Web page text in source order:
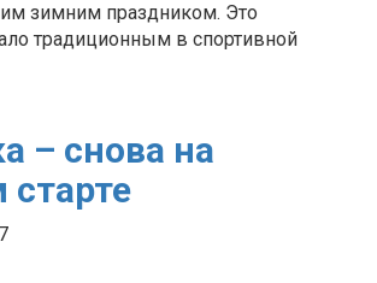
зимним праздником. Это
традиционным в спортивной
– снова на